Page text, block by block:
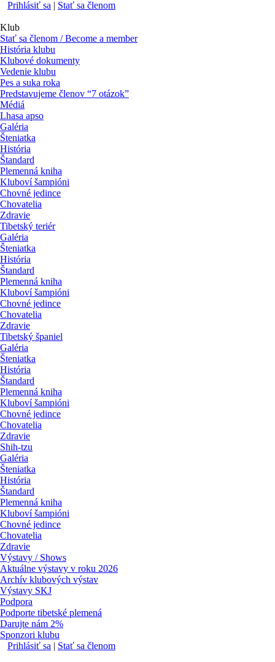
Prihlásiť sa | Stať sa členom
Klub
Stať sa členom / Become a member
História klubu
Klubové dokumenty
Vedenie klubu
Pes a suka roka
Predstavujeme členov “7 otázok”
Médiá
Lhasa apso
Galéria
Šteniatka
História
Štandard
Plemenná kniha
Kluboví šampióni
Chovné jedince
Chovatelia
Zdravie
Tibetský teriér
Galéria
Šteniatka
História
Štandard
Plemenná kniha
Kluboví šampióni
Chovné jedince
Chovatelia
Zdravie
Tibetský španiel
Galéria
Šteniatka
História
Štandard
Plemenná kniha
Kluboví šampióni
Chovné jedince
Chovatelia
Zdravie
Shih-tzu
Galéria
Šteniatka
História
Štandard
Plemenná kniha
Kluboví šampióni
Chovné jedince
Chovatelia
Zdravie
Výstavy / Shows
Aktuálne výstavy v roku 2026
Archív klubových výstav
Výstavy SKJ
Podpora
Podporte tibetské plemená
Darujte nám 2%
Sponzori klubu
Prihlásiť sa | Stať sa členom